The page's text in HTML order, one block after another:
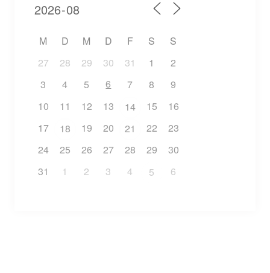
M D M D F S
S
27
28 29 30 31 1
2
3
4 5 6 7 8
9
10
11 12 13 14 15
16
17
18 19 20 21 22
23
24
25 26 27 28 29
30
31
1 2 3 4 5 6